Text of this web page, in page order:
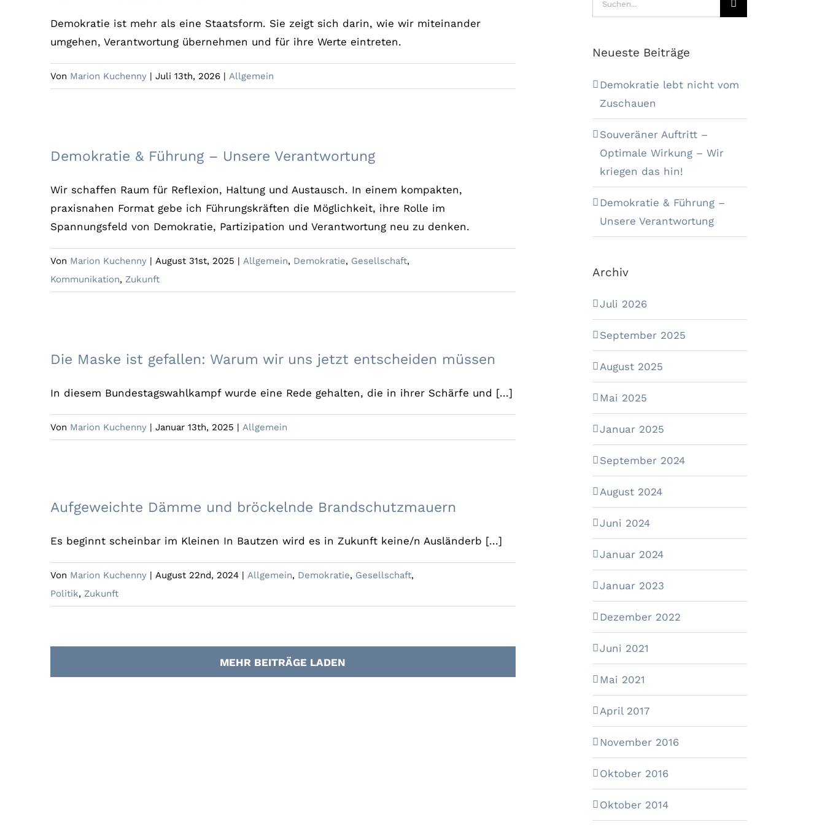
Demokratie ist mehr als eine Staatsform. Sie zeigt sich darin, wie wir miteinander
umgehen, Verantwortung übernehmen und für ihre Werte eintreten.
Von Marion Kuchenny | Juli 13th, 2026 | Allgemein
Demokratie & Führung – Unsere Verantwortung
Wir schaffen Raum für Reflexion, Haltung und Austausch. In einem kompakten,
praxisnahen Format gebe ich Führungskräften die Möglichkeit, ihre Rolle im
Spannungsfeld von Demokratie, Partizipation und Verantwortung neu zu denken.
Von Marion Kuchenny | August 31st, 2025 | Allgemein, Demokratie, Gesellschaft,
Kommunikation, Zukunft
Die Maske ist gefallen: Warum wir uns jetzt entscheiden müssen
In diesem Bundestagswahlkampf wurde eine Rede gehalten, die in ihrer Schärfe und [...]
Von Marion Kuchenny | Januar 13th, 2025 | Allgemein
Aufgeweichte Dämme und bröckelnde Brandschutzmauern
Es beginnt scheinbar im Kleinen In Bautzen wird es in Zukunft keine/n Ausländerb [...]
Von Marion Kuchenny | August 22nd, 2024 | Allgemein, Demokratie, Gesellschaft,
Politik, Zukunft
MEHR BEITRÄGE LADEN
nach:
Neueste Beiträge
Demokratie lebt nicht vom
Zuschauen
Souveräner Auftritt –
Optimale Wirkung – Wir
kriegen das hin!
Demokratie & Führung –
Unsere Verantwortung
Archiv
Juli 2026
September 2025
August 2025
Mai 2025
Januar 2025
September 2024
August 2024
Juni 2024
Januar 2024
Januar 2023
Dezember 2022
Juni 2021
Mai 2021
April 2017
November 2016
Oktober 2016
Oktober 2014